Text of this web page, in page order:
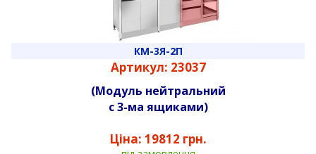
КМ-3Я-2П
Артикул: 23037
(Модуль нейтральний
с 3-ма ящиками)
Ціна: 19812 грн.